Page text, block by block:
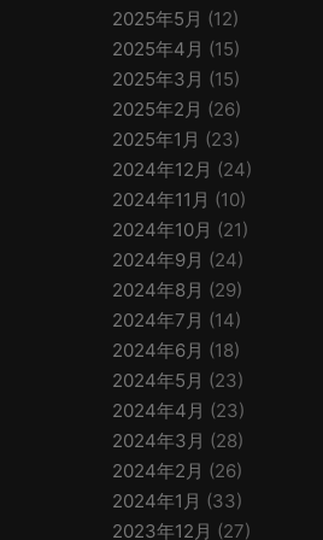
2025年5月 (12)
2025年4月 (15)
2025年3月 (15)
2025年2月 (26)
2025年1月 (23)
2024年12月 (24)
2024年11月 (10)
2024年10月 (21)
2024年9月 (24)
2024年8月 (29)
2024年7月 (14)
2024年6月 (18)
2024年5月 (23)
2024年4月 (23)
2024年3月 (28)
2024年2月 (26)
2024年1月 (33)
2023年12月 (27)